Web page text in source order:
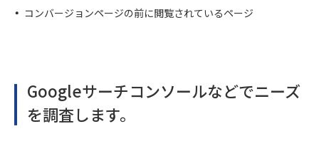
コンバージョンページの前に閲覧されているページ
Googleサーチコンソールなどでニーズ
を調査します。